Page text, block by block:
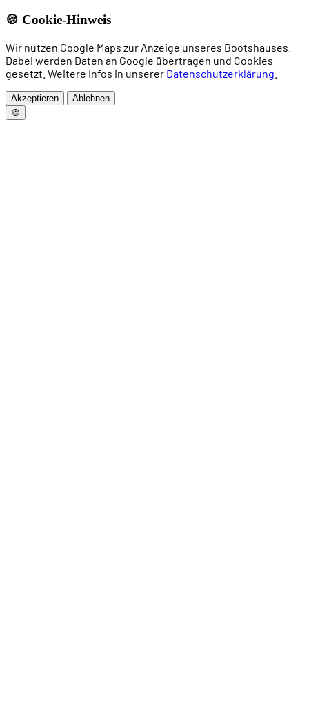
🍪 Cookie-Hinweis
Wir nutzen Google Maps zur Anzeige unseres Bootshauses.
Dabei werden Daten an Google übertragen und Cookies
gesetzt. Weitere Infos in unserer Datenschutzerklärung
Akzeptieren
Ablehnen
🍪